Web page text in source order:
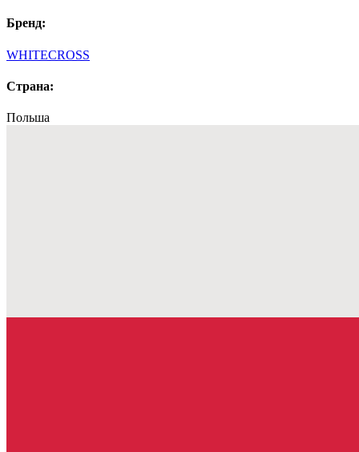
Бренд:
WHITECROSS
Страна:
Польша